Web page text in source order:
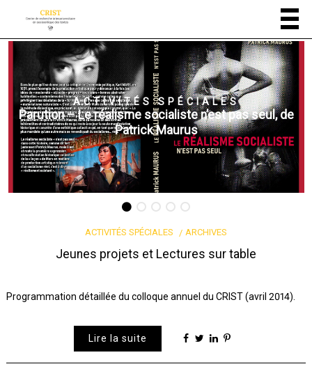
SPÉCIALES
socialiste n’est pas seul, de
Maurus
Lancement – Dans
ACTIVITÉS SPÉCIALES ARCHIVES
Jeunes projets et Lectures sur table
Programmation détaillée du colloque annuel du CRIST (avril 2014).
Lire la suite